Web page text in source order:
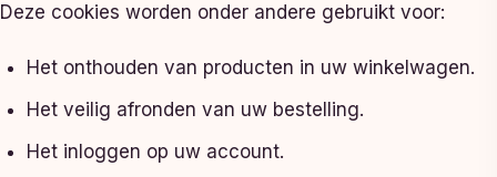
Deze cookies worden onder andere gebruikt voor:
Het onthouden van producten in uw winkelwagen.
Het veilig afronden van uw bestelling.
Het inloggen op uw account.